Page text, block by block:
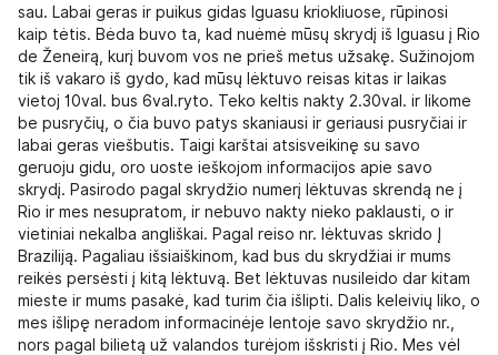
sau. Labai geras ir puikus gidas Iguasu kriokliuose, rūpinosi
kaip tėtis. Bėda buvo ta, kad nuėmė mūsų skrydį iš Iguasu į Rio
de Ženeirą, kurį buvom vos ne prieš metus užsakę. Sužinojom
tik iš vakaro iš gydo, kad mūsų lėktuvo reisas kitas ir laikas
vietoj 10val. bus 6val.ryto. Teko keltis nakty 2.30val. ir likome
be pusryčių, o čia buvo patys skaniausi ir geriausi pusryčiai ir
labai geras viešbutis. Taigi karštai atsisveikinę su savo
geruoju gidu, oro uoste ieškojom informacijos apie savo
skrydį. Pasirodo pagal skrydžio numerį lėktuvas skrendą ne į
Rio ir mes nesupratom, ir nebuvo nakty nieko paklausti, o ir
vietiniai nekalba angliškai. Pagal reiso nr. lėktuvas skrido Į
Braziliją. Pagaliau išsiaiškinom, kad bus du skrydžiai ir mums
reikės persėsti į kitą lėktuvą. Bet lėktuvas nusileido dar kitam
mieste ir mums pasakė, kad turim čia išlipti. Dalis keleivių liko, o
mes išlipę neradom informacinėje lentoje savo skrydžio nr.,
nors pagal bilietą už valandos turėjom išskristi į Rio. Mes vėl